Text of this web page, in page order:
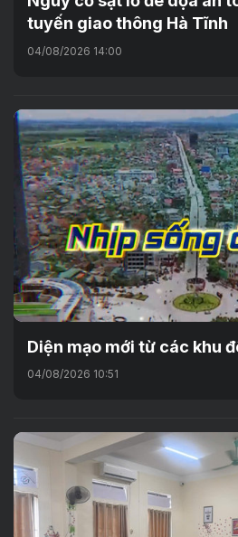
tuyến giao thông Hà Tĩnh
04/08/2026 14:00
Diện mạo mới từ các khu
04/08/2026 10:51